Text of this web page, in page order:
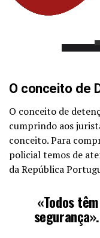
O conceito de
O conceito de
cumprindo aos
conceito. Para
policial temos de
da República
«Todos
segurança».